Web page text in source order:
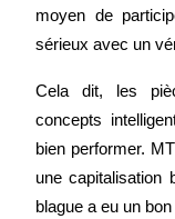
Parrainage
Invitez un ami
moyen de
sérieux avec un
Cela dit, les
concepts
bien performer.
une capitalisation
blague a eu un